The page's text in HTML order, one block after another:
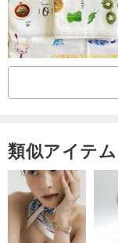
類似アイテム